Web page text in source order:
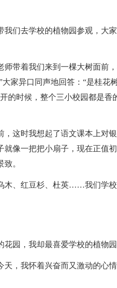
们去学校的植物园参观，大
带着我们来到一棵大树面前
家异口同声地回答：“是桂花
的时候，整个三小校园都是香
这时我想起了语文课本上对
像一把把小扇子，现在正值
。
木、红豆杉、杜英……我们学
园，我却最喜爱学校的植物园
，我怀着兴奋而又激动的心